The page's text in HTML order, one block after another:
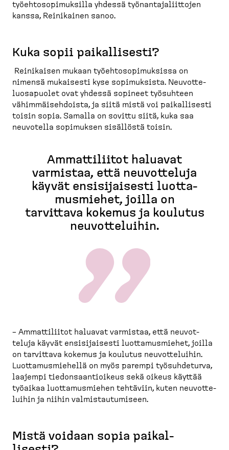
työehto­so­pi­muksilla yhdessä työnan­ta­ja­liittojen
kanssa, Reinikainen sanoo.
Kuka sopii paikal­lisesti?
Reinikaisen mukaan työehto­so­pi­muksissa on
nimensä mukaisesti kyse sopimuksista. Neuvot­te­
luos­a­puolet ovat yhdessä sopineet työsuhteen
vähimmäi­seh­doista, ja siitä mistä voi paikal­lisesti
toisin sopia. Samalla on sovittu siitä, kuka saa
neuvotella sopimuksen sisällöstä toisin.
Ammatti­liitot haluavat
varmistaa, että neuvot­teluja
käyvät ensisi­jaisesti luotta­
mus­miehet, joilla on
tarvittava kokemus ja koulutus
neuvot­te­luihin.
– Ammatti­liitot haluavat varmistaa, että neuvot­
teluja käyvät ensisi­jaisesti luotta­mus­miehet, joilla
on tarvittava kokemus ja koulutus neuvot­te­luihin.
Luotta­mus­miehellä on myös parempi työsuh­deturva,
laajempi tiedon­saan­tioikeus sekä oikeus käyttää
työaikaa luotta­mus­miehen tehtäviin, kuten neuvot­te­
luihin ja niihin valmis­tau­tu­miseen.
Mistä voidaan sopia paikal­